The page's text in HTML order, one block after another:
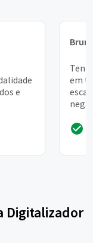
e
em
Digitalizador